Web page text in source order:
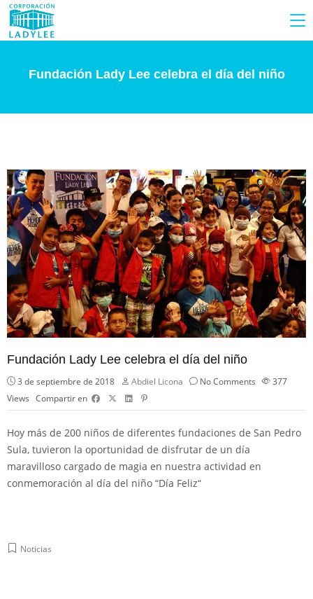
Fundación Lady Lee celebra el día del niño
Fundación Lady Lee celebra el día del niño
3 de septiembre de 2018 Abdiel Licona No Comments
377
Views Compartir en
Hoy más de 200 niños de diferentes fundaciones de San Pedro
Sula, tuvieron la oportunidad de disfrutar de un día
maravilloso cargado de magia en nuestra actividad en
conmemoración al día del niño “Día Feliz“
Noticias